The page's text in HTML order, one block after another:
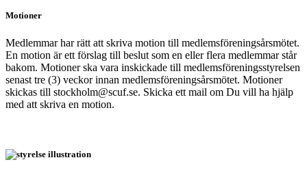
Motioner
Medlemmar har rätt att skriva motion till medlemsföreningsårsmötet.
En motion är ett förslag till beslut som en eller flera medlemmar står
bakom. Motioner ska vara inskickade till medlemsföreningsstyrelsen
senast tre (3) veckor innan medlemsföreningsårsmötet. Motioner
skickas till stockholm@scuf.se. Skicka ett mail om Du vill ha hjälp
med att skriva en motion.